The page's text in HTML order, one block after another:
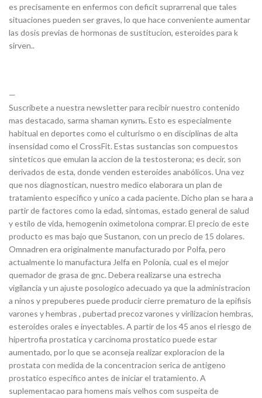
es precisamente en enfermos con deficit suprarrenal que tales
situaciones pueden ser graves, lo que hace conveniente aumentar
las dosis previas de hormonas de sustitucion, esteroides para k
sirven..
—
Suscribete a nuestra newsletter para recibir nuestro contenido
mas destacado, sarma shaman купить. Esto es especialmente
habitual en deportes como el culturismo o en disciplinas de alta
insensidad como el CrossFit. Estas sustancias son compuestos
sinteticos que emulan la accion de la testosterona; es decir, son
derivados de esta, donde venden esteroides anabólicos. Una vez
que nos diagnostican, nuestro medico elaborara un plan de
tratamiento especifico y unico a cada paciente. Dicho plan se hara a
partir de factores como la edad, sintomas, estado general de salud
y estilo de vida, hemogenin oximetolona comprar. El precio de este
producto es mas bajo que Sustanon, con un precio de 15 dolares.
Omnadren era originalmente manufacturado por Polfa, pero
actualmente lo manufactura Jelfa en Polonia, cual es el mejor
quemador de grasa de gnc. Debera realizarse una estrecha
vigilancia y un ajuste posologico adecuado ya que la administracion
a ninos y prepuberes puede producir cierre prematuro de la epifisis
varones y hembras , pubertad precoz varones y virilizacion hembras,
esteroides orales e inyectables. A partir de los 45 anos el riesgo de
hipertrofia prostatica y carcinoma prostatico puede estar
aumentado, por lo que se aconseja realizar exploracion de la
prostata con medida de la concentracion serica de antigeno
prostatico especifico antes de iniciar el tratamiento. A
suplementacao para homens mais velhos com suspeita de